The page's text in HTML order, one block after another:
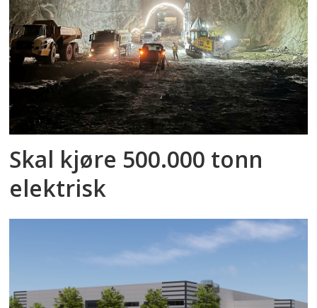
Skal kjøre 500.000 tonn
elektrisk